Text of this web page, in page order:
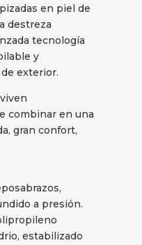
en piel de
destreza
tecnología
y
exterior.
combinar en una
gran confort,
a presión.
estabilizado